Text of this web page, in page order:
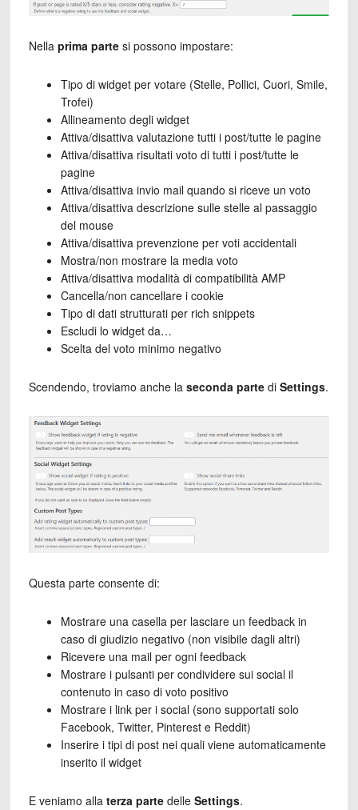
Nella prima partesi possono impostare:
Tipo di widget per votare (Stelle, Pollici, Cuori, Smile,
Trofei)
Allineamento degli widget
Attiva/disattiva valutazione tutti i post/tutte le pagine
Attiva/disattiva risultati voto di tutti i post/tutte le
pagine
Attiva/disattiva invio mail quando si riceve un voto
Attiva/disattiva descrizione sulle stelle al passaggio
del mouse
Attiva/disattiva prevenzione per voti accidentali
Mostra/non mostrare la media voto
Attiva/disattiva modalità di compatibilità AMP
Cancella/non cancellare i cookie
Tipo di dati strutturati per rich snippets
Escludi lo widget da…
Scelta del voto minimo negativo
Scendendo, troviamo anche la seconda partedi Settings.
Questa parte consente di:
Mostrare una casella per lasciare un feedback in
caso di giudizio negativo (non visibile dagli altri)
Ricevere una mail per ogni feedback
Mostrare i pulsanti per condividere sui social il
contenuto in caso di voto positivo
Mostrare i link per i social (sono supportati solo
Facebook, Twitter, Pinterest e Reddit)
Inserire i tipi di post nei quali viene automaticamente
inserito il widget
E veniamo alla terza partedelle Settings.